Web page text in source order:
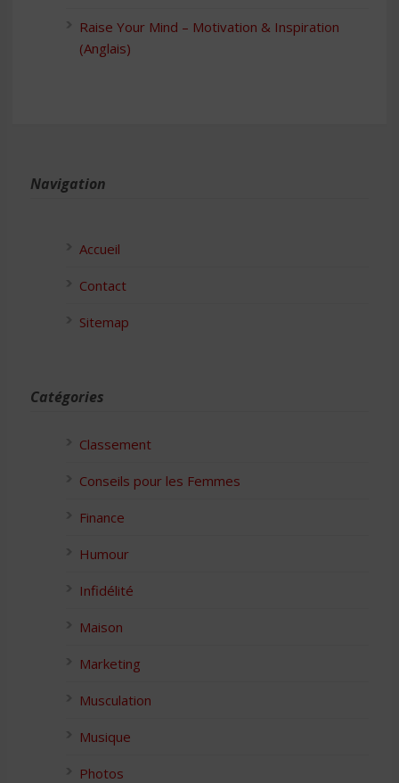
Raise Your Mind – Motivation & Inspiration
(Anglais)
Navigation
Accueil
Contact
Sitemap
Catégories
Classement
Conseils pour les Femmes
Finance
Humour
Infidélité
Maison
Marketing
Musculation
Musique
Photos